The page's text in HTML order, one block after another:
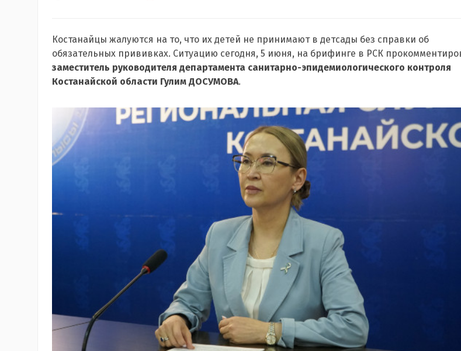
Костанайцы жалуются на то, что их детей не принимают в детсады без справки об
обязательных прививках. Ситуацию сегодня, 5 июня, на брифинге в РСК
заместитель руководителя департамента санитарно-эпидемиологического контроля
Костанайской области Гулим ДОСУМОВА.